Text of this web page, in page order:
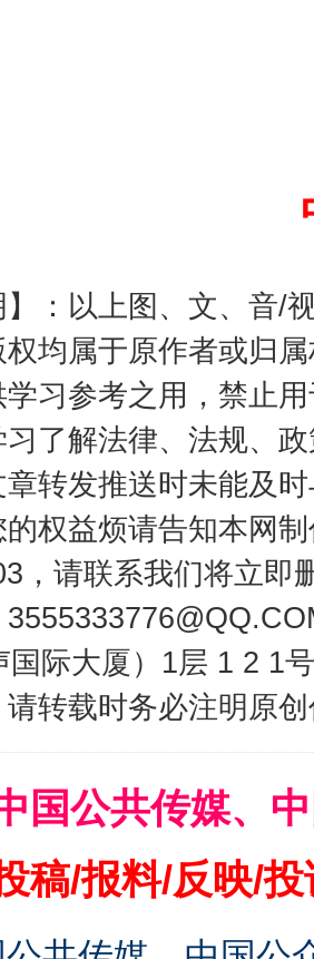
】：以上图、文、音/
均属于原作者或归
习参考之用，禁止
了解法律、法规、
转发推送时未能及
权益烦请告知本网
，请联系我们将立即
国际大厦）1层 1 2 1
请转载时务必注明原
国公共传媒、
稿/报料/反映/